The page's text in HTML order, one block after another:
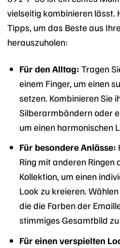
vielseitig kombinieren lässt.
Tipps, um das Beste aus
herauszuholen:
Für den Alltag: Tragen
einem Finger, um einen
setzen. Kombinieren Sie
Silberarmbändern oder
um einen harmonischen
Für besondere Anlässe:
Ring mit anderen Ringen
Kollektion, um einen
Look zu kreieren.
die die Farben der
stimmiges Gesamtbild
Für einen verspielten